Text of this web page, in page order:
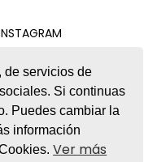
de servicios de
Si continuas
Puedes cambiar la
información
Ver más